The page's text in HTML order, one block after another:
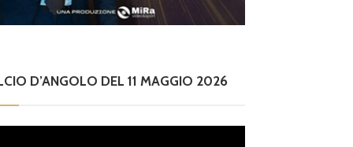
nel G
D’ANGOLO DEL 11 MAGGIO 2026